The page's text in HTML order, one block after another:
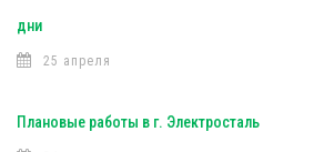
дни
25 апреля
Плановые работы в г. Электросталь